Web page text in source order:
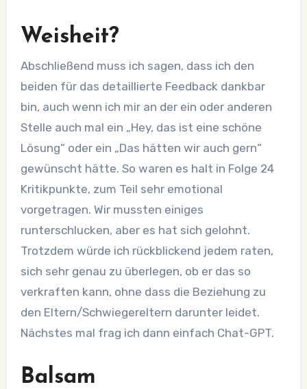
Weisheit?
Abschließend muss ich sagen, dass ich den
beiden für das detaillierte Feedback dankbar
bin, auch wenn ich mir an der ein oder anderen
Stelle auch mal ein „Hey, das ist eine schöne
Lösung“ oder ein „Das hätten wir auch gern“
gewünscht hätte. So waren es halt in Folge 24
Kritikpunkte, zum Teil sehr emotional
vorgetragen. Wir mussten einiges
runterschlucken, aber es hat sich gelohnt.
Trotzdem würde ich rückblickend jedem raten,
sich sehr genau zu überlegen, ob er das so
verkraften kann, ohne dass die Beziehung zu
den Eltern/Schwiegereltern darunter leidet.
Nächstes mal frag ich dann einfach Chat-GPT.
Balsam